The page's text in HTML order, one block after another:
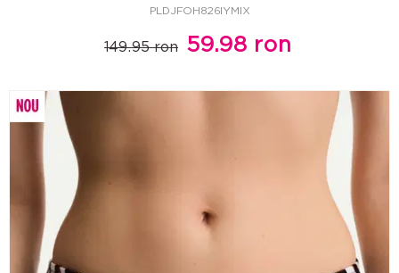
PLDJFOH826IYMIX
149.95 ron 59.98 ron